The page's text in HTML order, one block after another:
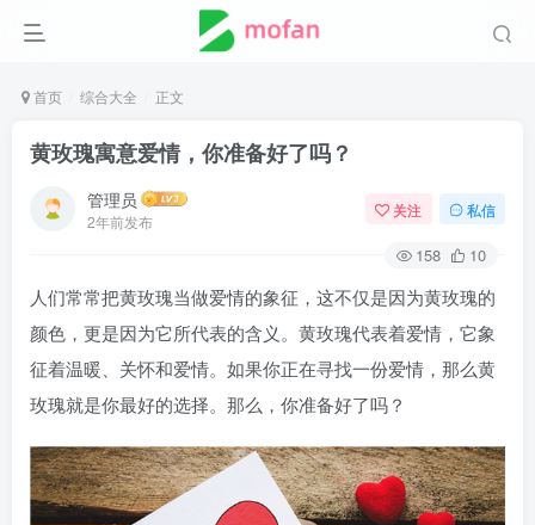
首页 综合大全 正文
黄玫瑰寓意爱情，你准备好了吗？
管理员
2年前发布
关注 私信
158 10
人们常常把黄玫瑰当做爱情的象征，这不仅是因为黄玫瑰的
颜色，更是因为它所代表的含义。黄玫瑰代表着爱情，它象
征着温暖、关怀和爱情。如果你正在寻找一份爱情，那么黄
玫瑰就是你最好的选择。那么，你准备好了吗？